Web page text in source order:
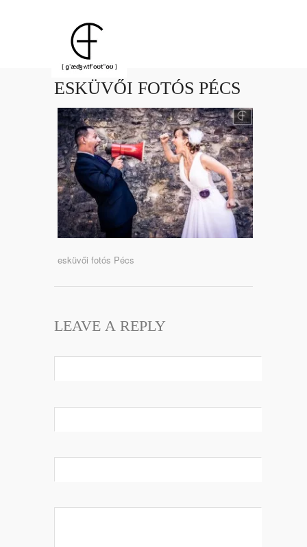
ESKÜVŐI FOTÓS PÉCS
esküvői fotós Pécs
LEAVE A REPLY